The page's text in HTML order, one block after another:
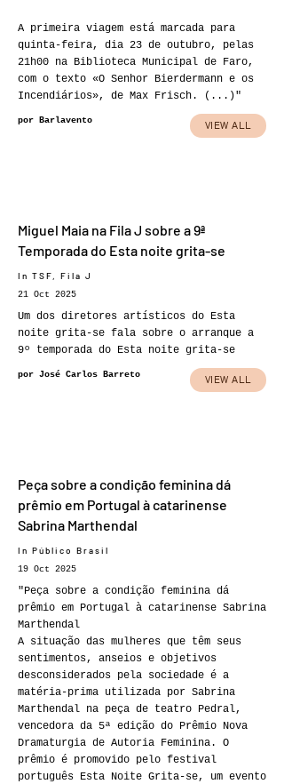
A primeira viagem está marcada para
quinta-feira, dia 23 de outubro, pelas
21h00 na Biblioteca Municipal de Faro,
com o texto «O Senhor Bierdermann e os
Incendiários», de Max Frisch. (...)"
por Barlavento
VIEW ALL
Miguel Maia na Fila J sobre a 9ª
Temporada do Esta noite grita-se
In TSF, Fila J
21 Oct 2025
Um dos diretores artísticos do Esta
noite grita-se fala sobre o arranque a
9º temporada do Esta noite grita-se
por José Carlos Barreto
VIEW ALL
Peça sobre a condição feminina dá
prêmio em Portugal à catarinense
Sabrina Marthendal
In Público Brasil
19 Oct 2025
"Peça sobre a condição feminina dá
prêmio em Portugal à catarinense Sabrina
Marthendal
A situação das mulheres que têm seus
sentimentos, anseios e objetivos
desconsiderados pela sociedade é a
matéria-prima utilizada por Sabrina
Marthendal na peça de teatro Pedral,
vencedora da 5ª edição do Prêmio Nova
Dramaturgia de Autoria Feminina. O
prêmio é promovido pelo festival
português Esta Noite Grita-se, um evento